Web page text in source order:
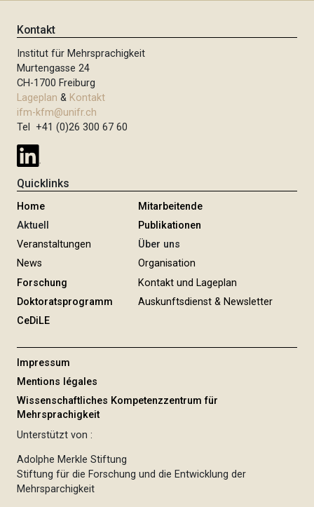
Kontakt
Institut für Mehrsprachigkeit
Murtengasse 24
CH-1700 Freiburg
Lageplan & Kontakt
ifm-kfm@unifr.ch
Tel +41 (0)26 300 67 60
Quicklinks
Home
Aktuell
Veranstaltungen
News
Forschung
Doktoratsprogramm
CeDiLE
Mitarbeitende
Publikationen
Über uns
Organisation
Kontakt und Lageplan
Auskunftsdienst & Newsletter
Impressum
Mentions légales
Wissenschaftliches Kompetenzzentrum für
Mehrsprachigkeit
Unterstützt von :
Adolphe Merkle Stiftung
Stiftung für die Forschung und die Entwicklung der
Mehrsparchigkeit